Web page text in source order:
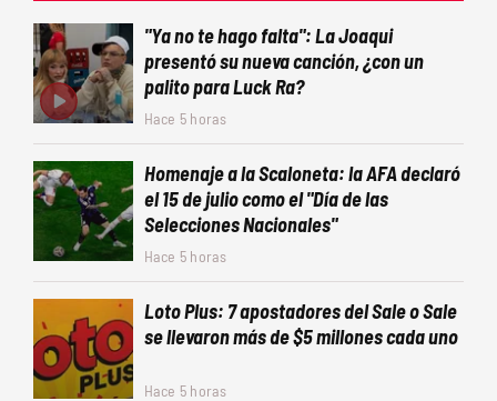
"Ya no te hago falta": La Joaqui
presentó su nueva canción, ¿con un
palito para Luck Ra?
Hace 5 horas
Homenaje a la Scaloneta: la AFA declaró
el 15 de julio como el "Día de las
Selecciones Nacionales"
Hace 5 horas
Loto Plus: 7 apostadores del Sale o Sale
se llevaron más de $5 millones cada uno
Hace 5 horas